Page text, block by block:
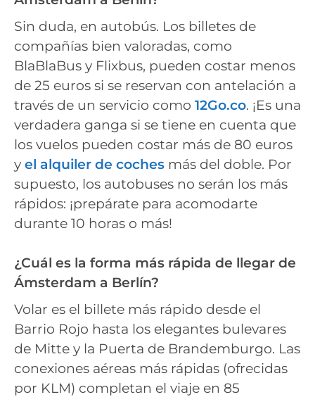
Sin duda, en autobús. Los billetes de
compañías bien valoradas, como
BlaBlaBus y Flixbus, pueden costar menos
de 25 euros si se reservan con antelación a
través de un servicio como 12Go.co. ¡Es una
verdadera ganga si se tiene en cuenta que
los vuelos pueden costar más de 80 euros
y el alquiler de coches más del doble. Por
supuesto, los autobuses no serán los más
rápidos: ¡prepárate para acomodarte
durante 10 horas o más!
¿Cuál es la forma más rápida de llegar de
Ámsterdam a Berlín?
Volar es el billete más rápido desde el
Barrio Rojo hasta los elegantes bulevares
de Mitte y la Puerta de Brandemburgo. Las
conexiones aéreas más rápidas (ofrecidas
por KLM) completan el viaje en 85